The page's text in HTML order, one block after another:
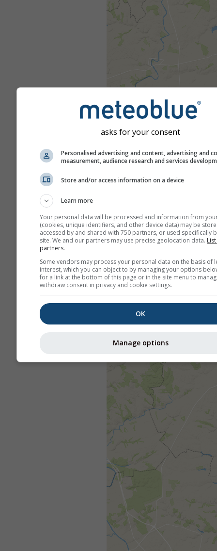
asks for your consent
Personalised advertising and content, advertising and
measurement, audience research and services
Store and/or access information on a device
Learn more
Your personal data will be processed and information from
(cookies, unique identifiers, and other device data) may be
accessed by and shared with 750 partners, or used specifically
site. We and our partners may use precise geolocation data.
partners.
Some vendors may process your personal data on the basis of
interest, which you can object to by managing your options
for a link at the bottom of this page or in the site menu to
withdraw consent in privacy and cookie settings.
OK
Manage options